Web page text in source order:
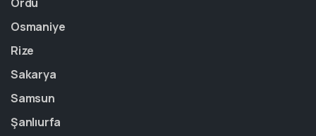
Osmaniye
Rize
Sakarya
Samsun
Şanlıurfa